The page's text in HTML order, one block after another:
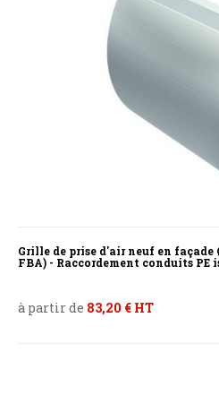
Grille de prise d'air neuf en façade
FBA) - Raccordement conduits PE
à partir de 83,20 € HT